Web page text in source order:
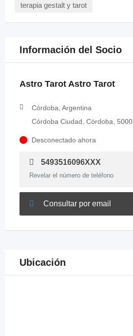
terapia gestalt y tarot
Información del Socio
Astro Tarot Astro Tarot
Córdoba, Argentina
Córdoba Ciudad, Córdoba, 5000
Desconectado ahora
5493516096XXX
Revelar el número de teléfono
Consultar por email
Ubicación